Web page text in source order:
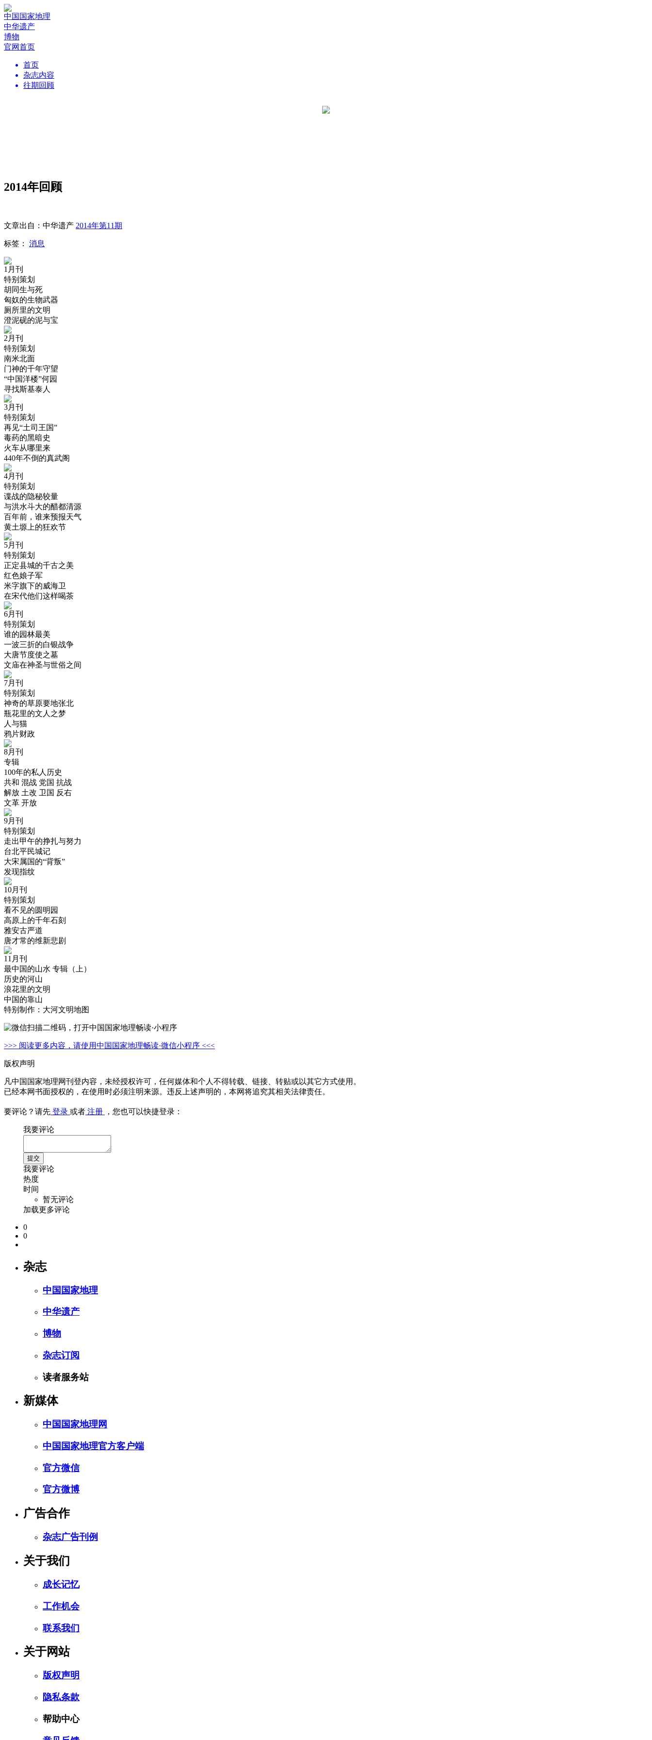
中国国家地理
中华遗产
博物
官网首页
首页
杂志内容
往期回顾
2014年回顾
文章出自：中华遗产 2014年第11期
标签： 消息
1月刊
特别策划
胡同生与死
匈奴的生物武器
厕所里的文明
澄泥砚的泥与宝
2月刊
特别策划
南米北面
门神的千年守望
“中国洋楼”何园
寻找斯基泰人
3月刊
特别策划
再见“土司王国”
毒药的黑暗史
火车从哪里来
440年不倒的真武阁
4月刊
特别策划
谍战的隐秘较量
与洪水斗大的醋都清源
百年前，谁来预报天气
黄土塬上的狂欢节
5月刊
特别策划
正定县城的千古之美
红色娘子军
米字旗下的威海卫
在宋代他们这样喝茶
6月刊
特别策划
谁的园林最美
一波三折的白银战争
大唐节度使之墓
文庙在神圣与世俗之间
7月刊
特别策划
神奇的草原要地张北
瓶花里的文人之梦
人与猫
鸦片财政
8月刊
专辑
100年的私人历史
共和 混战 党国 抗战
解放 土改 卫国 反右
文革 开放
9月刊
特别策划
走出甲午的挣扎与努力
台北平民城记
大宋属国的“背叛”
发现指纹
10月刊
特别策划
看不见的圆明园
高原上的千年石刻
雅安古严道
唐才常的维新悲剧
11月刊
最中国的山水 专辑（上）
历史的河山
浪花里的文明
中国的靠山
特别制作：大河文明地图
>>> 阅读更多内容，请使用中国国家地理畅读·微信小程序 <<<
版权声明
凡中国国家地理网刊登内容，未经授权许可，任何媒体和个人不得转载、链接、转贴或以其它方式使用。
已经本网书面授权的，在使用时必须注明来源。违反上述声明的，本网将追究其相关法律责任。
要评论？请先 登录 或者 注册 ，您也可以快捷登录：
我要评论
我要评论
热度
时间
暂无评论
加载更多评论
0
0
杂志
中国国家地理
中华遗产
博物
杂志订阅
读者服务站
新媒体
中国国家地理网
中国国家地理官方客户端
官方微信
官方微博
广告合作
杂志广告刊例
关于我们
成长记忆
工作机会
联系我们
关于网站
版权声明
隐私条款
帮助中心